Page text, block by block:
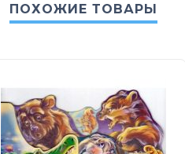
ПОХОЖИЕ ТОВАРЫ